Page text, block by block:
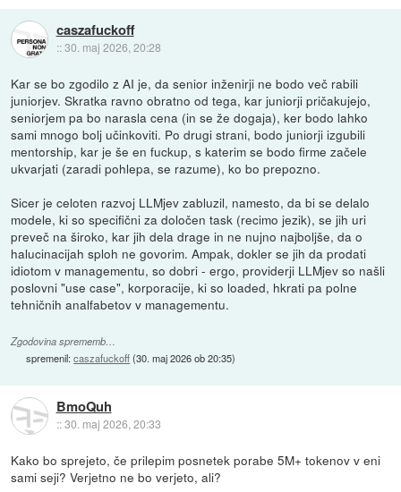
caszafuckoff
::30. maj 2026, 20:28
Kar se bo zgodilo z AI je, da senior inženirji ne bodo več rabili
juniorjev. Skratka ravno obratno od tega, kar juniorji pričakujejo,
seniorjem pa bo narasla cena (in se že dogaja), ker bodo lahko
sami mnogo bolj učinkoviti. Po drugi strani, bodo juniorji izgubili
mentorship, kar je še en fuckup, s katerim se bodo firme začele
ukvarjati (zaradi pohlepa, se razume), ko bo prepozno.
Sicer je celoten razvoj LLMjev zabluzil, namesto, da bi se delalo
modele, ki so specifični za določen task (recimo jezik), se jih uri
preveč na široko, kar jih dela drage in ne nujno najboljše, da o
halucinacijah sploh ne govorim. Ampak, dokler se jih da prodati
idiotom v managementu, so dobri - ergo, providerji LLMjev so našli
poslovni "use case", korporacije, ki so loaded, hkrati pa polne
tehničnih analfabetov v managementu.
Zgodovina sprememb…
spremenil:caszafuckoff(30. maj 2026 ob 20:35)
BmoQuh
::30. maj 2026, 20:33
Kako bo sprejeto, če prilepim posnetek porabe 5M+ tokenov v eni
sami seji? Verjetno ne bo verjeto, ali?